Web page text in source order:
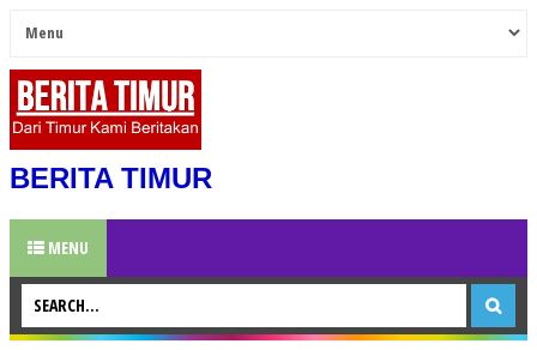
BERITA TIMUR
MENU